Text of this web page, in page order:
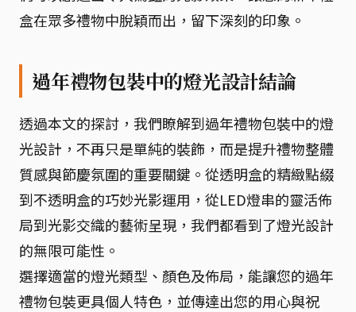
盒在眾多禮物中脫穎而出，留下深刻的印象。
過年禮物包裝中的燈光設計結論
透過本文的探討，我們瞭解到過年禮物包裝中的燈
光設計，不再只是單純的裝飾，而是提升禮物整體
質感與節慶氛圍的重要關鍵。從透明盒的精緻點綴
到不透明盒的巧妙光影運用，從LED燈串的靈活佈
局到光影交織的藝術呈現，我們都看到了燈光設計
的無限可能性。
選擇適當的燈光類型、顏色及佈局，能讓您的過年
禮物包裝更具個人特色，並傳達出您的用心與祝